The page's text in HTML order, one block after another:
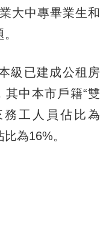
大中專畢業生和
已建成公租房
其中本市戶籍“雙
務工人員佔比為
為16%。